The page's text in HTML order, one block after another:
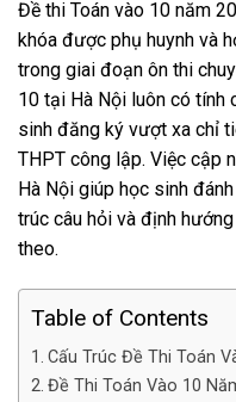
Đề thi Toán vào 10 năm
khóa được phụ huynh và
trong giai đoạn ôn thi
10 tại Hà Nội luôn có tính
sinh đăng ký vượt xa chỉ
THPT công lập. Việc cập
Hà Nội giúp học sinh
trúc câu hỏi và định
theo.
Table of Contents
Cấu Trúc Đề Thi Toán
Đề Thi Toán Vào 10